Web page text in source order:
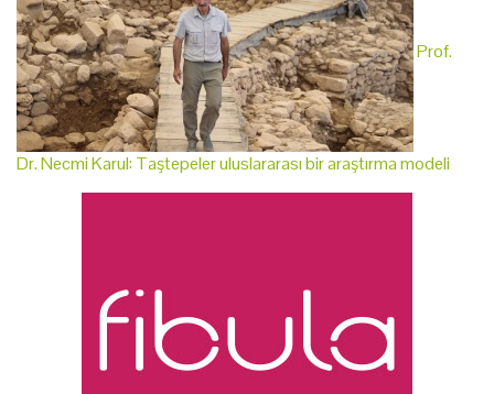
Prof.
Dr. Necmi Karul: Taştepeler uluslararası bir araştırma modeli